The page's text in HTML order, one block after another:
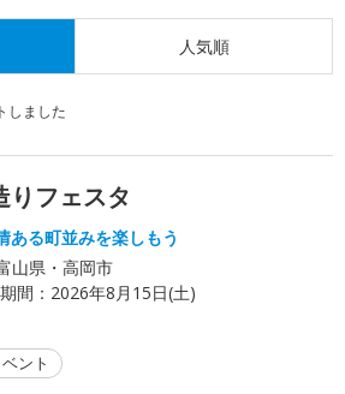
人気順
しました
りフェスタ
ある町並みを楽しもう
山県・高岡市
期間： 2026年8月15日(土)
ント